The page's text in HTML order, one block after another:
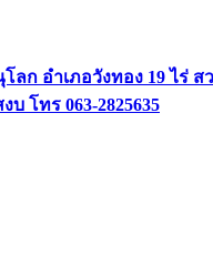
ก อำเภอวังทอง 19 ไร่ ส
บ โทร 063-2825635